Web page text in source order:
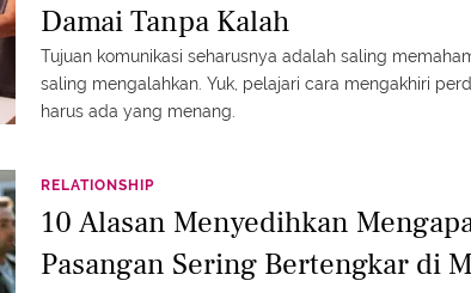
Damai Tanpa Kalah
Tujuan komunikasi seharusnya adalah saling
saling mengalahkan. Yuk, pelajari cara mengakhiri
harus ada yang menang.
RELATIONSHIP
10 Alasan Menyedihkan
Pasangan Sering Bertengkar di